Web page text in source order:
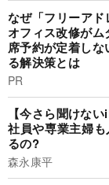
なぜ「フリーア
オフィス改修が
席予約が定着し
る解決策とは
PR
【今さら聞けな
社員や専業主婦
るの?
森永康平